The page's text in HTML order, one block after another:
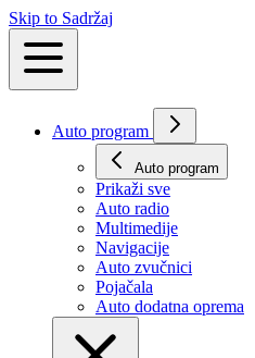
Skip to Sadržaj
Auto program
Auto program
Prikaži svе
Auto radio
Multimedije
Navigacije
Auto zvučnici
Pojačala
Auto dodatna oprema